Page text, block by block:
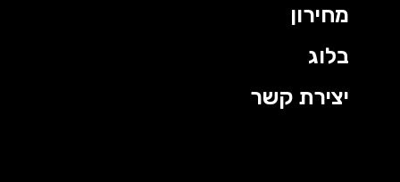
מחירון
בלוג
יצירת קשר